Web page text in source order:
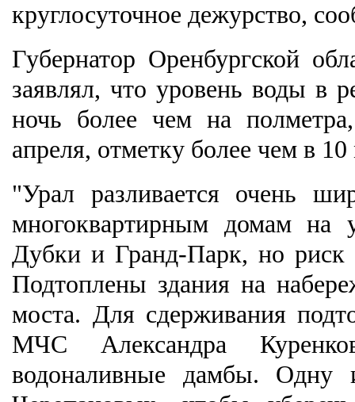
круглосуточное дежурство,
Губернатор Оренбургской
заявлял, что уровень воды в
ночь более чем на
апреля, отметку более чем в
"Урал разливается очень
многоквартирным домам на
Дубки и Гранд-Парк, но риск
Подтоплены здания на
моста. Для сдерживания
МЧС Александра
водоналивные дамбы. Одну